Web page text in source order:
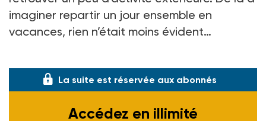
imaginer repartir un jour ensemble en
vacances, rien n’était moins évident…
La suite est réservée aux abonnés
Accédez en illimité